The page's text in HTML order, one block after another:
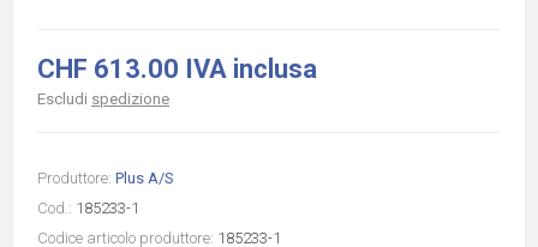
CHF 613.00 IVA inclusa
Escludi spedizione
Produttore: Plus A/S
Cod.: 185233-1
Codice articolo produttore: 185233-1